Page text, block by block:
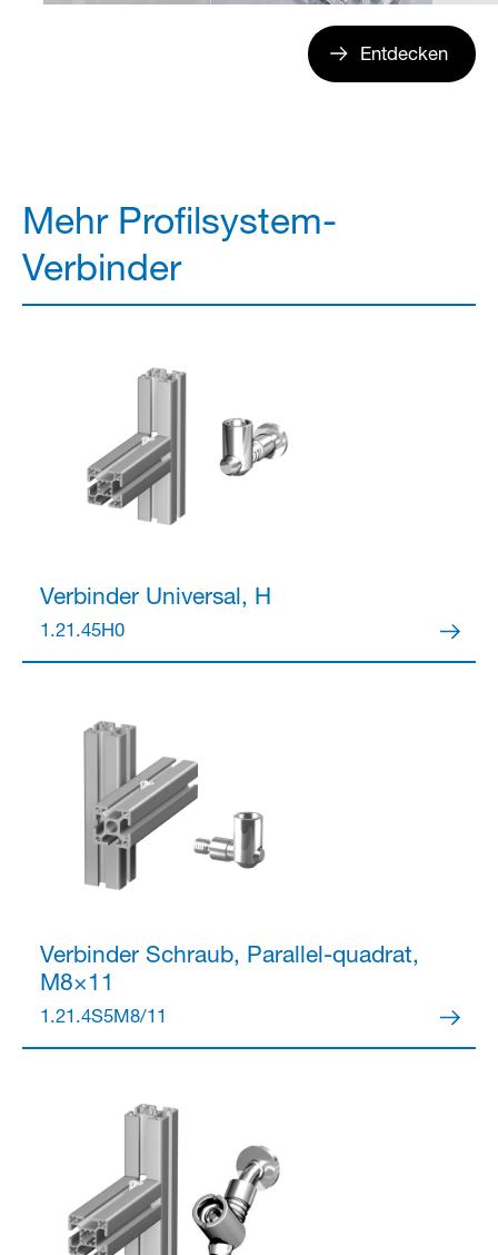
Entdecken
Mehr Profilsystem-
Verbinder
VerbinderUniversal, H
1.21.45H0
VerbinderSchraub, Parallel-quadrat,
M8×11
1.21.4S5M8/11